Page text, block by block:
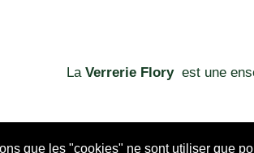
que les "cookies" ne sont utiliser que
La Verrerie Floryest une